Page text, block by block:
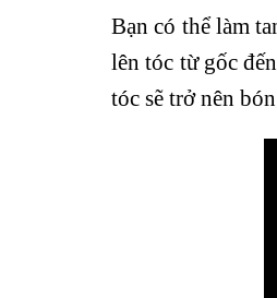
Bạn có thể làm
lên tóc từ gốc
tóc sẽ trở nên